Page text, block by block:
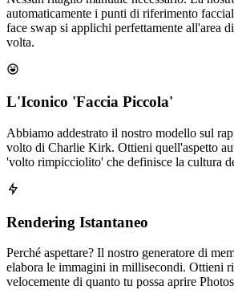
automaticamente i punti di riferimento
face swap si applichi perfettamente all'area
volta.
L'Iconico 'Faccia Piccola'
Abbiamo addestrato il nostro modello sul
volto di Charlie Kirk. Ottieni quell'aspetto
'volto rimpicciolito' che definisce la cultura
Rendering Istantaneo
Perché aspettare? Il nostro generatore di
elabora le immagini in millisecondi. Ottieni
velocemente di quanto tu possa aprire